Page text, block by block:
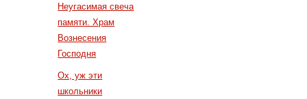
Неугасимая свеча
памяти. Храм
Вознесения
Господня
Ох, уж эти
школьники